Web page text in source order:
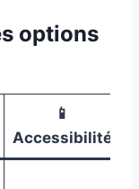
options
📱
Accessibilité